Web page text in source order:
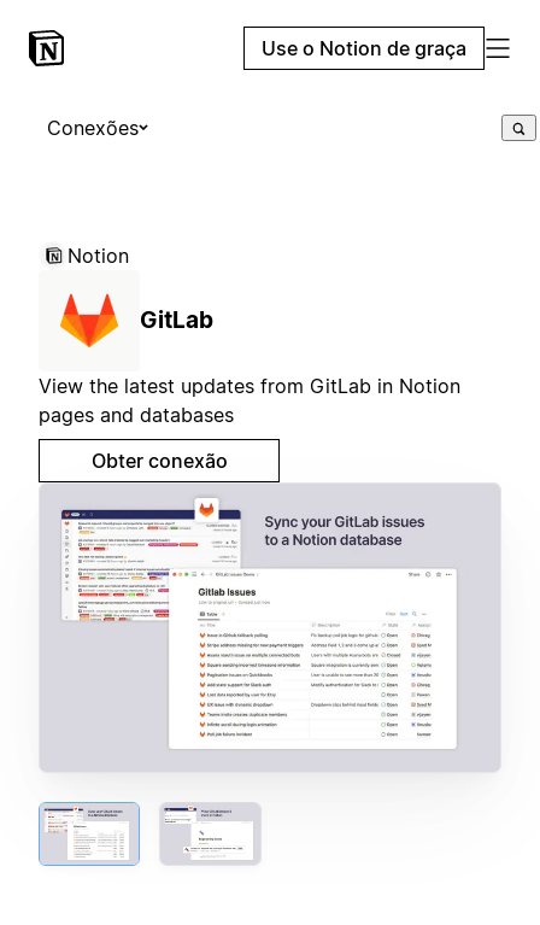
Use o Notion de graça
Conexões
Notion
GitLab
View the latest updates from GitLab in Notion
pages and databases
Obter conexão